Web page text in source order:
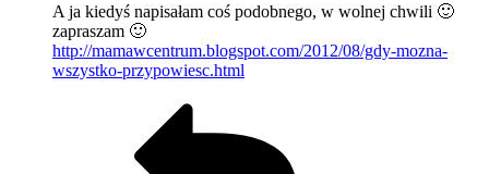
A ja kiedyś napisałam coś podobnego, w wolnej chwili 🙂
zapraszam 🙂
http://mamawcentrum.blogspot.com/2012/08/gdy-mozna-
wszystko-przypowiesc.html